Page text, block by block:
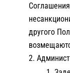
другого